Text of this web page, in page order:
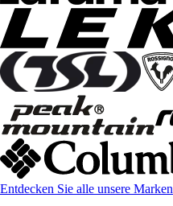
Entdecken Sie alle unsere Marken